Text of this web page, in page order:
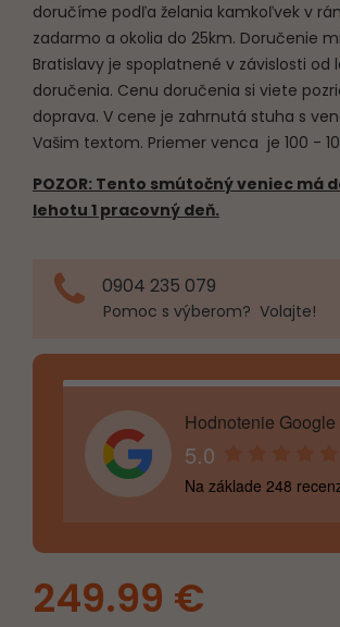
doručíme podľa želania kamkoľvek v
zadarmo a okolia do 25km. Doručenie
Bratislavy je spoplatnené v závislosti od
doručenia. Cenu doručenia si viete
doprava. V cene je zahrnutá stuha s
Vašim textom. Priemer venca je 100 -
POZOR: Tento smútočný veniec má
lehotu 1 pracovný deň.
0904 235 079
Pomoc s výberom? Volajte!
Hodnotenie Google
5.0
Na základe 248
249.99 €